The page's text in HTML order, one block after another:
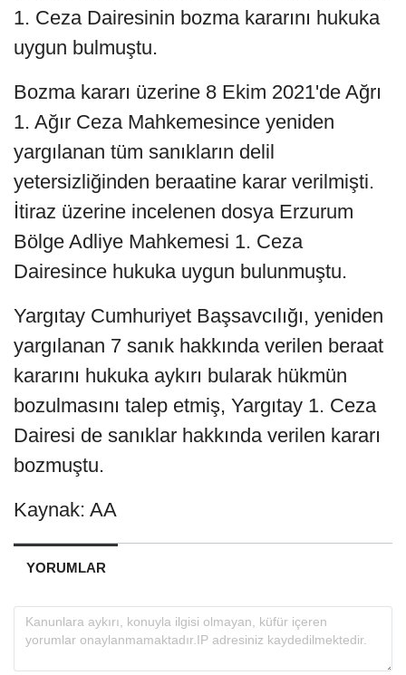
1. Ceza Dairesinin bozma kararını hukuka
uygun bulmuştu.
Bozma kararı üzerine 8 Ekim 2021'de Ağrı
1. Ağır Ceza Mahkemesince yeniden
yargılanan tüm sanıkların delil
yetersizliğinden beraatine karar verilmişti.
İtiraz üzerine incelenen dosya Erzurum
Bölge Adliye Mahkemesi 1. Ceza
Dairesince hukuka uygun bulunmuştu.
Yargıtay Cumhuriyet Başsavcılığı, yeniden
yargılanan 7 sanık hakkında verilen beraat
kararını hukuka aykırı bularak hükmün
bozulmasını talep etmiş, Yargıtay 1. Ceza
Dairesi de sanıklar hakkında verilen kararı
bozmuştu.
Kaynak: AA
YORUMLAR